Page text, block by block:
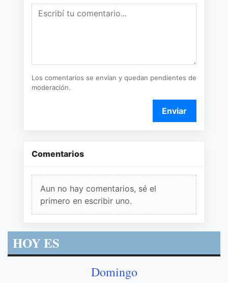
Los comentarios se envían y quedan pendientes de
moderación.
Enviar
Comentarios
Aun no hay comentarios, sé el
primero en escribir uno.
HOY ES
Domingo